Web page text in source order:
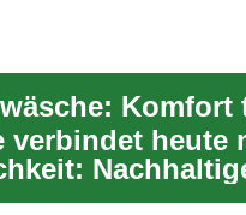
verbindet heute
ha...